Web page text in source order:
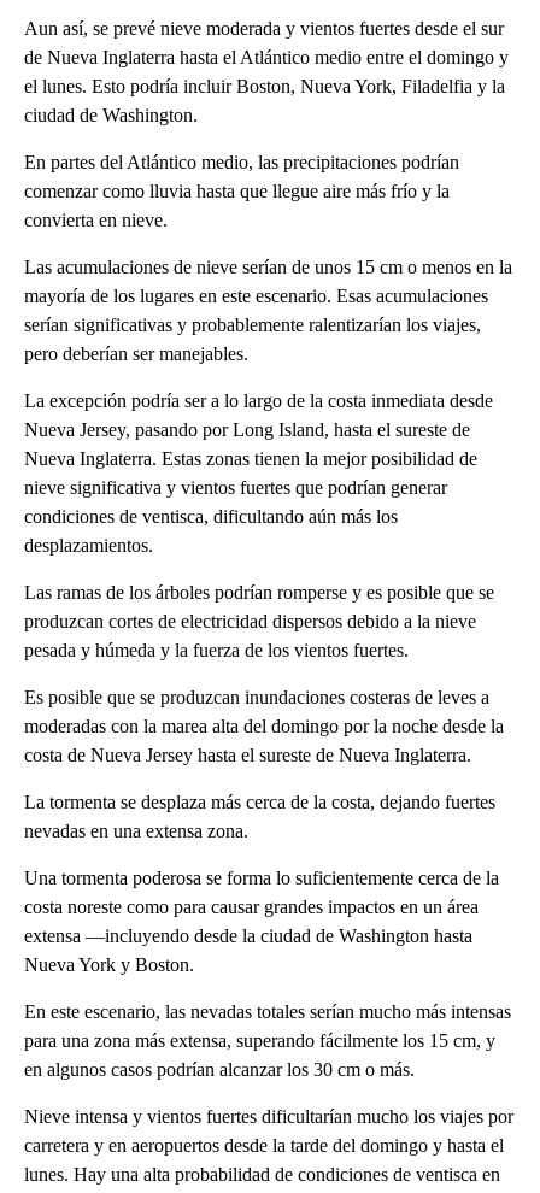
Aun así, se prevé nieve moderada y vientos fuertes desde el sur
de Nueva Inglaterra hasta el Atlántico medio entre el domingo y
el lunes. Esto podría incluir Boston, Nueva York, Filadelfia y la
ciudad de Washington.
En partes del Atlántico medio, las precipitaciones podrían
comenzar como lluvia hasta que llegue aire más frío y la
convierta en nieve.
Las acumulaciones de nieve serían de unos 15 cm o menos en la
mayoría de los lugares en este escenario. Esas acumulaciones
serían significativas y probablemente ralentizarían los viajes,
pero deberían ser manejables.
La excepción podría ser a lo largo de la costa inmediata desde
Nueva Jersey, pasando por Long Island, hasta el sureste de
Nueva Inglaterra. Estas zonas tienen la mejor posibilidad de
nieve significativa y vientos fuertes que podrían generar
condiciones de ventisca, dificultando aún más los
desplazamientos.
Las ramas de los árboles podrían romperse y es posible que se
produzcan cortes de electricidad dispersos debido a la nieve
pesada y húmeda y la fuerza de los vientos fuertes.
Es posible que se produzcan inundaciones costeras de leves a
moderadas con la marea alta del domingo por la noche desde la
costa de Nueva Jersey hasta el sureste de Nueva Inglaterra.
La tormenta se desplaza más cerca de la costa, dejando fuertes
nevadas en una extensa zona.
Una tormenta poderosa se forma lo suficientemente cerca de la
costa noreste como para causar grandes impactos en un área
extensa —incluyendo desde la ciudad de Washington hasta
Nueva York y Boston.
En este escenario, las nevadas totales serían mucho más intensas
para una zona más extensa, superando fácilmente los 15 cm, y
en algunos casos podrían alcanzar los 30 cm o más.
Nieve intensa y vientos fuertes dificultarían mucho los viajes por
carretera y en aeropuertos desde la tarde del domingo y hasta el
lunes. Hay una alta probabilidad de condiciones de ventisca en